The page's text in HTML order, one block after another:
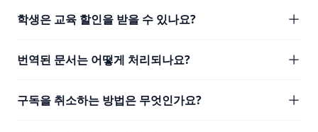
학생은 교육 할인을 받을 수 있나요?
번역된 문서는 어떻게 처리되나요?
구독을 취소하는 방법은 무엇인가요?